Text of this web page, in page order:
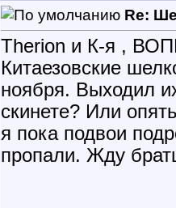
Re:
Therion и К-я ,
Китаезовские
ноября. Выходил
скинете? Или
я пока подвои
пропали. Жду